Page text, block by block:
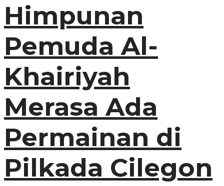
Himpunan
Pemuda Al-
Khairiyah
Merasa Ada
Permainan di
Pilkada Cilegon